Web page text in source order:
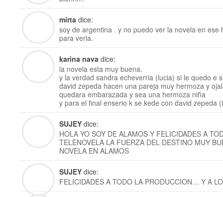
mirta dice:
soy de argentina . y no puedo ver la novela en
para verla.
karina nava dice:
la novela esta muy buena.
y la verdad sandra echeverria (lucia) si le quedo e
david zepeda hacen una pareja muy hermoza y
quedara embarazada y sea una hermoza niña
y para el final enserio k se kede con david zepeda
SUJEY dice:
HOLA YO SOY DE ALAMOS Y FELICIDADES A
TELENOVELA LA FUERZA DEL DESTINO MUY
NOVELA EN ALAMOS
SUJEY dice:
FELICIDADES A TODO LA PRODUCCION… Y A